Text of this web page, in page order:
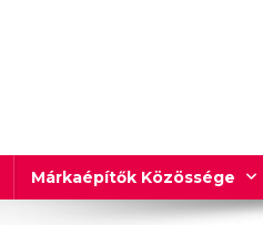
Márkaépítők Közössége